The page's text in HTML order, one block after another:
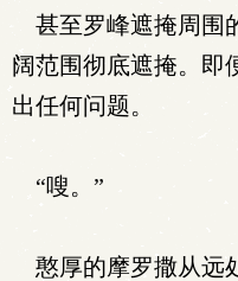
甚至罗峰遮掩周围
阔范围彻底遮掩。即
出任何问题。
“嗖。”
憨厚的摩罗撒从远